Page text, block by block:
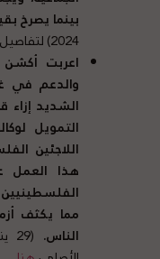
بينما يصرخ
2024) لتفاصيل الخبر ومصدره الأصلي،
اعربت أكشن
والدعم في
الشديد إزاء
التمويل
اللاجئين
هذا العمل
مما يكثف
الناس.